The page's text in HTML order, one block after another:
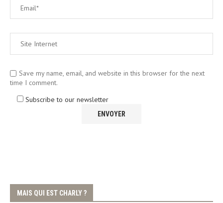
Save my name, email, and website in this browser for the next
time I comment.
Subscribe to our newsletter
MAIS QUI EST CHARLY ?